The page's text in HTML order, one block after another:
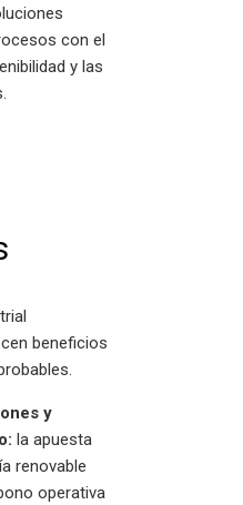
con el
y las
beneficios
y
la apuesta
renovable
operativa